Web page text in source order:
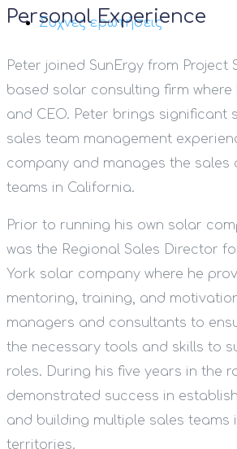
Συχνές ερωτήσεις
Personal Experience
Peter joined SunErgy from Project
based solar consulting firm where
and CEO. Peter brings significant
sales team management
company and manages the sales
teams in California.
Prior to running his own solar
was the Regional Sales Director
York solar company where he
mentoring, training, and
managers and consultants to
the necessary tools and skills to
roles. During his five years in the
demonstrated success in
and building multiple sales teams
territories.